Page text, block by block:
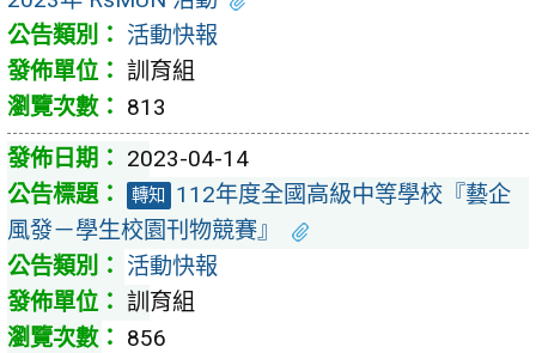
活動快報
訓育組
813
2023-04-14
轉知
112年度全國高級中等學校『藝企
風發－學生校園刊物競賽』
活動快報
訓育組
856